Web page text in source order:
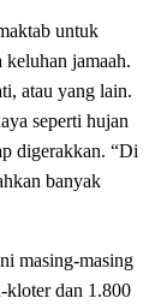
untuk
keluhan jamaah.
atau yang lain.
seperti hujan
digerakkan. “Di
banyak
masing-masing
kloter dan 1.800